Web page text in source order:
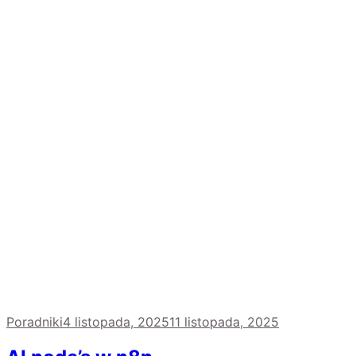
Poradniki4 listopada, 202511 listopada, 2025